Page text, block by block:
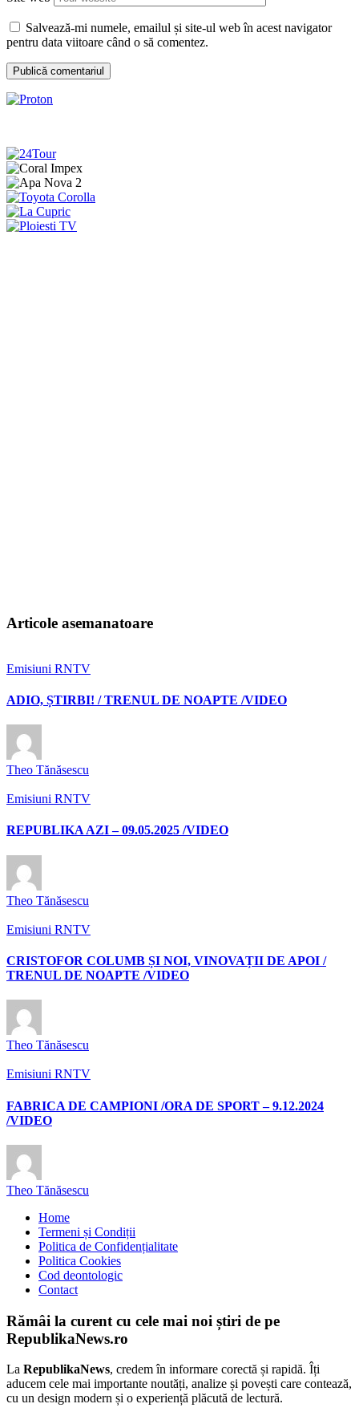
Salvează-mi numele, emailul și site-ul web în acest navigator
pentru data viitoare când o să comentez.
Articole asemanatoare
Emisiuni RNTV
ADIO, ȘTIRBI! / TRENUL DE NOAPTE /VIDEO
Theo Tănăsescu
Emisiuni RNTV
REPUBLIKA AZI – 09.05.2025 /VIDEO
Theo Tănăsescu
Emisiuni RNTV
CRISTOFOR COLUMB ȘI NOI, VINOVAȚII DE APOI /
TRENUL DE NOAPTE /VIDEO
Theo Tănăsescu
Emisiuni RNTV
FABRICA DE CAMPIONI /ORA DE SPORT – 9.12.2024
/VIDEO
Theo Tănăsescu
Home
Termeni și Condiții
Politica de Confidențialitate
Politica Cookies
Cod deontologic
Contact
Rămâi la curent cu cele mai noi știri de pe
RepublikaNews.ro
La RepublikaNews, credem în informare corectă și rapidă. Îți
aducem cele mai importante noutăți, analize și povești care contează,
cu un design modern și o experiență plăcută de lectură.